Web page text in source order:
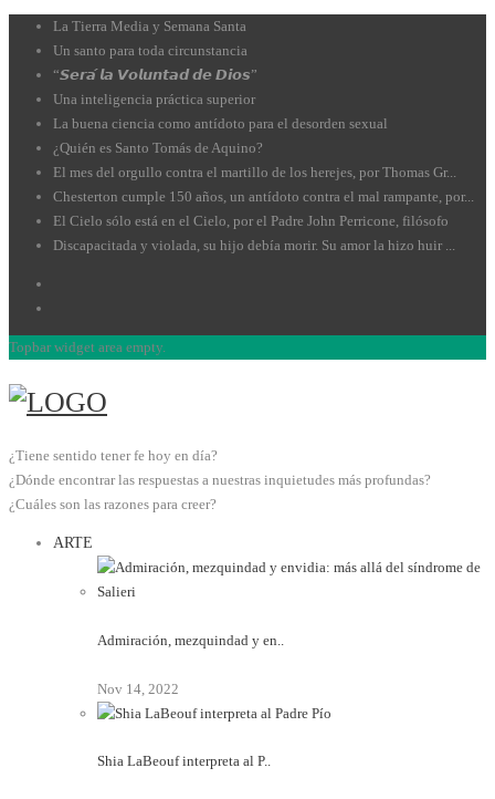
La Tierra Media y Semana Santa
Un santo para toda circunstancia
“𝙎𝙚𝙧𝙖́ 𝙡𝙖 𝙑𝙤𝙡𝙪𝙣𝙩𝙖𝙙 𝙙𝙚 𝘿𝙞𝙤𝙨”
Una inteligencia práctica superior
La buena ciencia como antídoto para el desorden sexual
¿Quién es Santo Tomás de Aquino?
El mes del orgullo contra el martillo de los herejes, por Thomas Gr...
Chesterton cumple 150 años, un antídoto contra el mal rampante, por...
El Cielo sólo está en el Cielo, por el Padre John Perricone, filósofo
Discapacitada y violada, su hijo debía morir. Su amor la hizo huir ...
Topbar widget area empty.
¿Tiene sentido tener fe hoy en día?
¿Dónde encontrar las respuestas a nuestras inquietudes más profundas?
¿Cuáles son las razones para creer?
ARTE
Admiración, mezquindad y en..
Nov 14, 2022
Shia LaBeouf interpreta al P..